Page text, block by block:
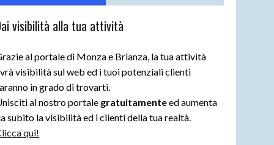
visibilità alla tua attività
al portale di Monza e Brianza, la tua attività
visibilità sul web ed i tuoi potenziali clienti
in grado di trovarti.
al nostro portale gratuitamenteed aumenta
subito la visibilità ed i clienti della tua realtà.
qui!